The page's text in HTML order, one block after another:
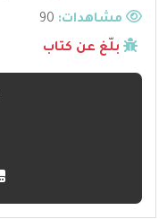
مشاهدات:
بلّغ عن كتاب